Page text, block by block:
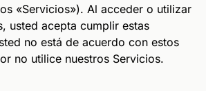
«Servicios»). Al acceder o utilizar
usted acepta cumplir estas
no está de acuerdo con estos
no utilice nuestros Servicios.